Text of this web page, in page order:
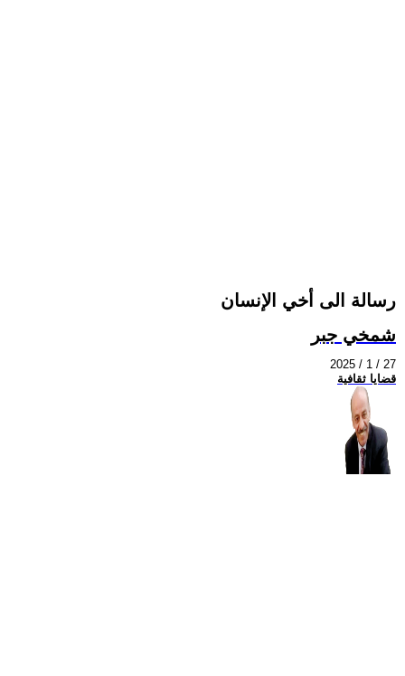
رسالة الى أخي الإنسان
شمخي جبر
2025 / 1 / 27
قضايا ثقافية